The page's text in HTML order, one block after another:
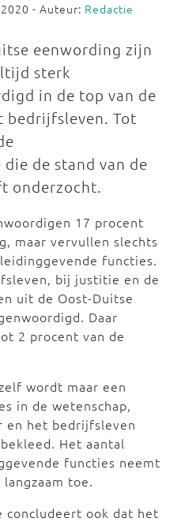
- Auteur: Redactie
eenwording zijn
sterk
in de top van de
bedrijfsleven. Tot
de stand van de
onderzocht.
17 procent
maar vervullen slechts
functies.
bij justitie en de
uit de Oost-Duitse
Daar
2 procent van de
wordt maar een
in de wetenschap,
en het bedrijfsleven
Het aantal
functies neemt
toe.
concludeert ook dat het